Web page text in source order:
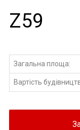
Z59
Загальна площа:
Вартість